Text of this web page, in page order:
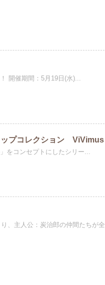
開催期間：5月19日(水)...
プコレクション ViVimus
をコンセプトにしたシリー...
、主人公：炭治郎の仲間たちが全